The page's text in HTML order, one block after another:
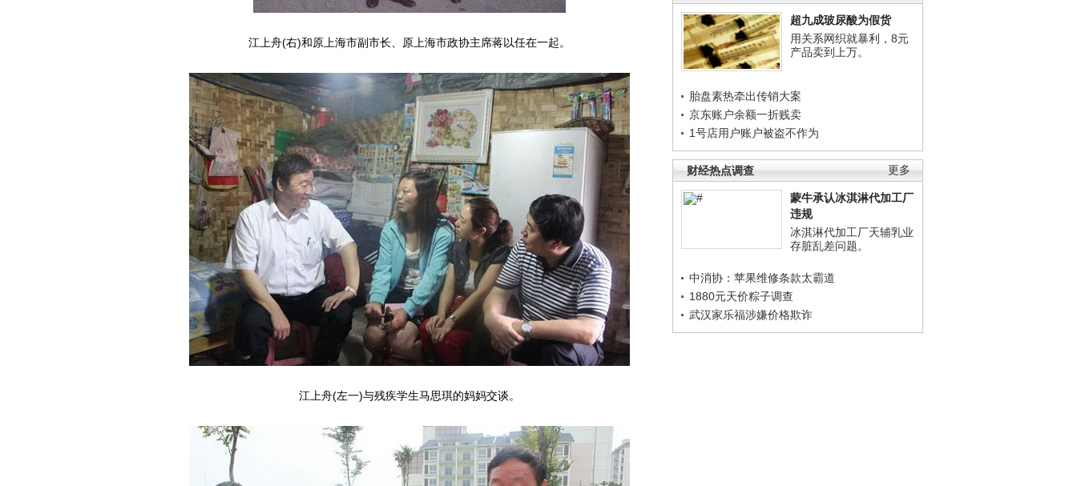
超九成玻尿酸为假货
用关系网织就暴利，8元
产品卖到上万。
胎盘素热牵出传销大案
京东账户余额一折贱卖
1号店用户账户被盗不作为
更多
财经热点调查
蒙牛承认冰淇淋代加工厂
违规
冰淇淋代加工厂天辅乳业
存脏乱差问题。
中消协：苹果维修条款太霸道
1880元天价粽子调查
武汉家乐福涉嫌价格欺诈
江上舟(右)和原上海市副市长、原上海市政协主席蒋以任在一起。
江上舟(左一)与残疾学生马思琪的妈妈交谈。